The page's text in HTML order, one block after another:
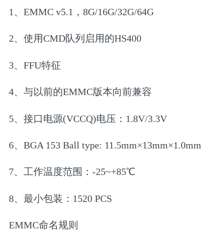
1、EMMC v5.1，8G/16G/32G/64G
2、使用CMD队列启用的HS400
3、FFU特征
4、与以前的EMMC版本向前兼容
5、接口电源(VCCQ)电压：1.8V/3.3V
6、BGA 153 Ball type: 11.5mm×13mm×1.0mm
7、工作温度范围：-25~+85℃
8、最小包装：1520 PCS
EMMC命名规则